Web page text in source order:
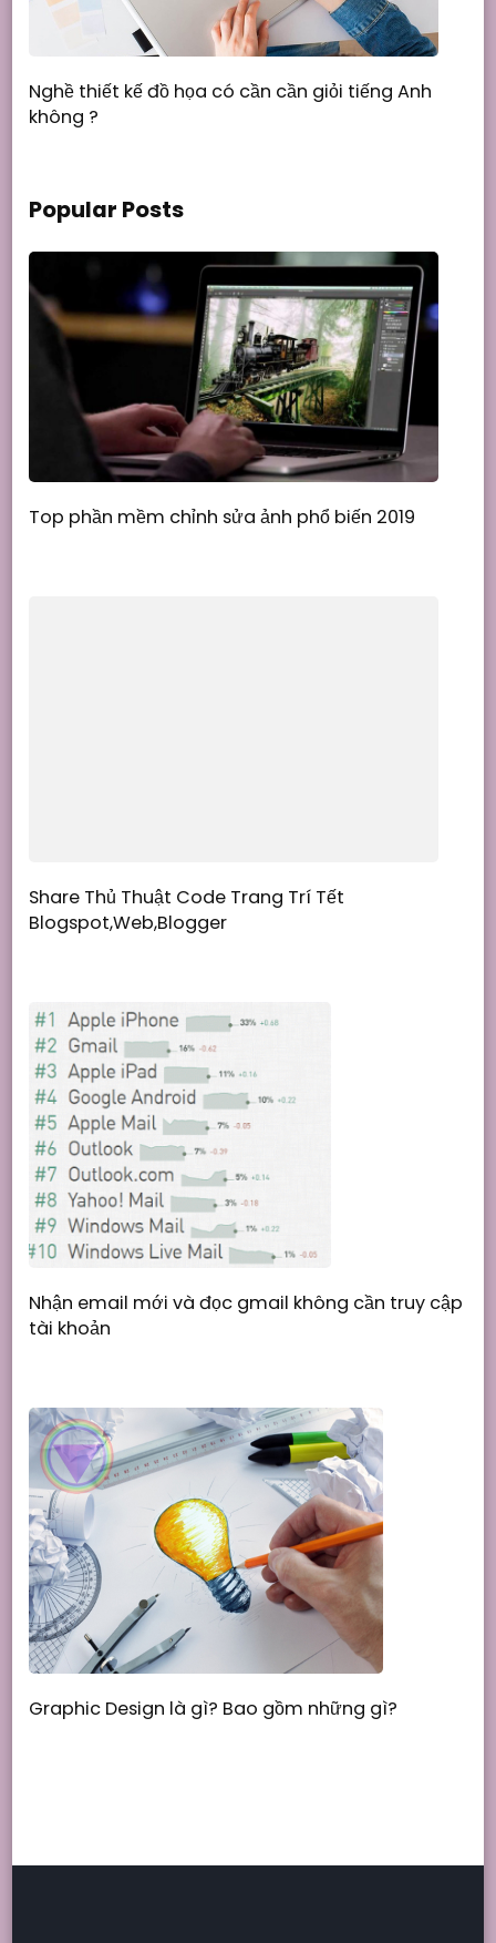
Nghề thiết kế đồ họa có cần cần giỏi tiếng Anh
không ?
Popular Posts
Top phần mềm chỉnh sửa ảnh phổ biến 2019
Share Thủ Thuật Code Trang Trí Tết
Blogspot,Web,Blogger
Nhận email mới và đọc gmail không cần truy cập
tài khoản
Graphic Design là gì? Bao gồm những gì?